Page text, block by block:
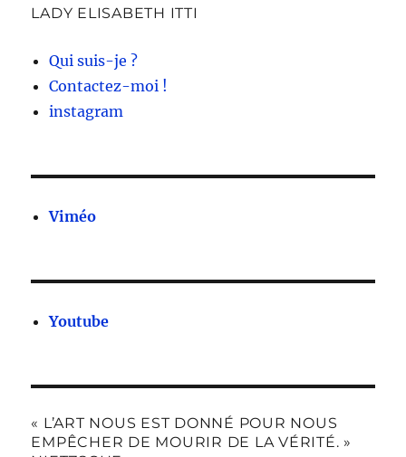
LADY ELISABETH ITTI
Qui suis-je ?
Contactez-moi !
instagram
Viméo
Youtube
« L’ART NOUS EST DONNÉ POUR NOUS
EMPÊCHER DE MOURIR DE LA VÉRITÉ. »